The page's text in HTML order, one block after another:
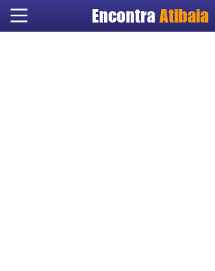
Encontra Atibaia